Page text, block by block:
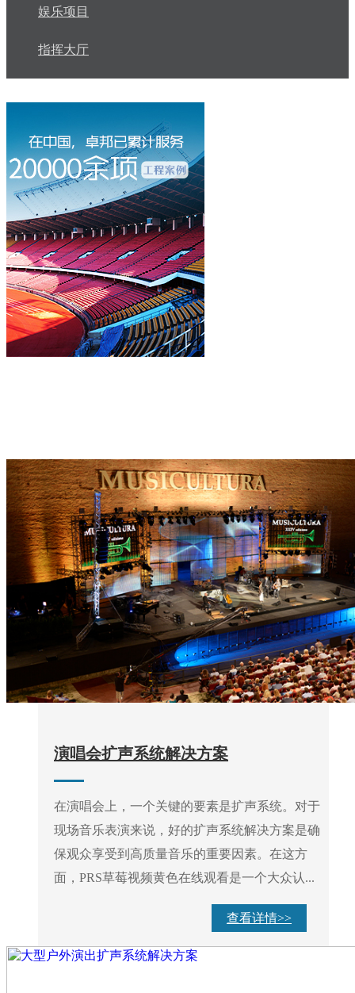
娱乐项目
指挥大厅
演唱会扩声系统解决方案
在演唱会上，一个关键的要素是扩声系统。对于
现场音乐表演来说，好的扩声系统解决方案是确
保观众享受到高质量音乐的重要因素。在这方
面，PRS草莓视频黄色在线观看是一个大众认...
查看详情>>